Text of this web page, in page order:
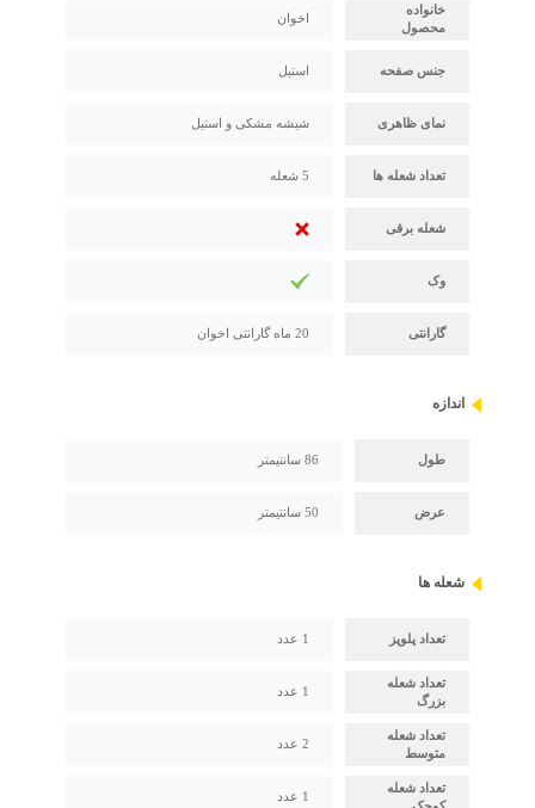
خانواده
محصول
اخوان
جنس صفحه استیل
نمای ظاهری شیشه مشکی و استیل
تعداد شعله ها 5 شعله
شعله برقی
وک
گارانتی 20 ماه گارانتی اخوان
اندازه
طول 86 سانتیمتر
عرض 50 سانتیمتر
شعله ها
تعداد پلوپز 1 عدد
تعداد شعله
بزرگ
1 عدد
تعداد شعله
متوسط
2 عدد
تعداد شعله
1 عدد